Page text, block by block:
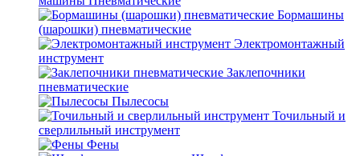
Бормашины
(шарошки) пневматические
Электромонтажный
инструмент
Заклепочники
пневматические
Пылесосы
Точильный и
сверлильный инструмент
Фены